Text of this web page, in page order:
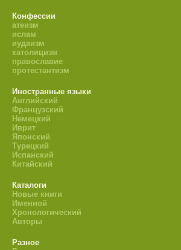
Конфессии
атеизм
ислам
иудаизм
католицизм
православие
протестантизм
Иностранные языки
Английский
Французский
Немецкий
Иврит
Японский
Турецкий
Испанский
Китайский
Каталоги
Новые книги
Именной
Хронологический
Авторы
Разное